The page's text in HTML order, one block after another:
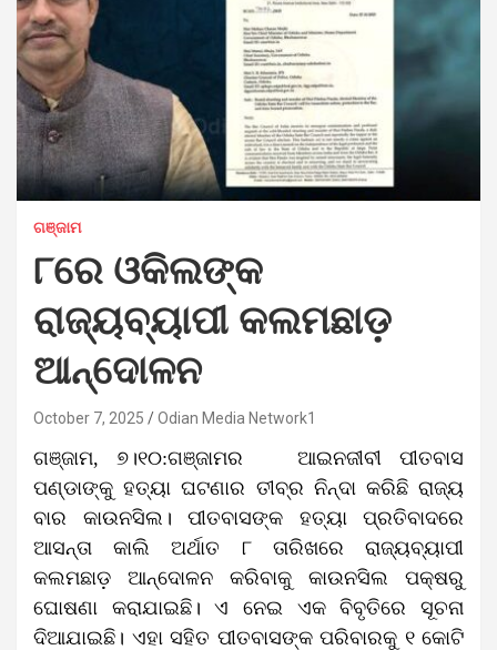
ଗଞ୍ଜାମ
୮ରେ ଓକିଲଙ୍କ
ରାଜ୍ୟବ୍ୟାପୀ କଲମଛାଡ଼
ଆନ୍ଦୋଳନ
October 7, 2025 Odian Media Network1
ଗଞ୍ଜାମ, ୭।୧୦:ଗଞ୍ଜାମର ଆଇନଜୀବୀ ପୀତବାସ
ପଣ୍ଡାଙ୍କୁ ହତ୍ୟା ଘଟଣାର ତୀବ୍ର ନିନ୍ଦା କରିଛି ରାଜ୍ୟ
ବାର କାଉନସିଲ। ପୀତବାସଙ୍କ ହତ୍ୟା ପ୍ରତିବାଦରେ
ଆସନ୍ତା କାଲି ଅର୍ଥାତ ୮ ତାରିଖରେ ରାଜ୍ୟବ୍ୟାପୀ
କଲମଛାଡ଼ ଆନ୍ଦୋଳନ କରିବାକୁ କାଉନସିଲ ପକ୍ଷରୁ
ଘୋଷଣା କରାଯାଇଛି। ଏ ନେଇ ଏକ ବିବୃତିରେ ସୂଚନା
ଦିଆଯାଇଛି। ଏହା ସହିତ ପୀତବାସଙ୍କ ପରିବାରକୁ ୧ କୋଟି